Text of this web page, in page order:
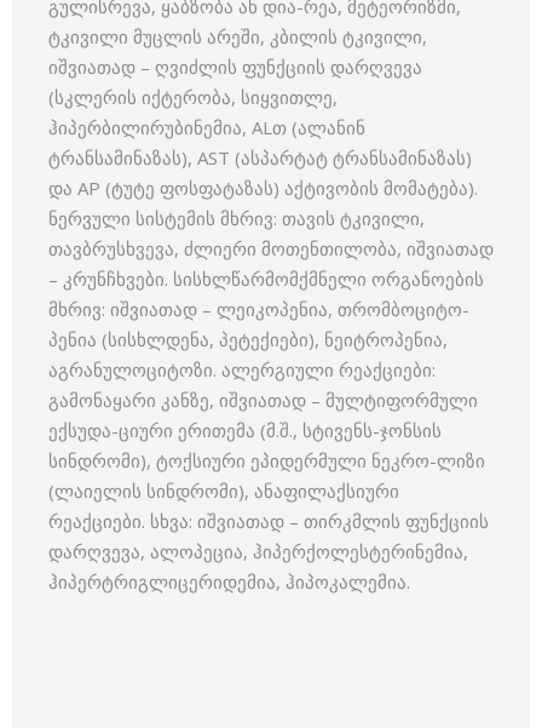
გულისრევა, ყაბზობა ან დია-რეა, მეტეორიზმი,
ტკივილი მუცლის არეში, კბილის ტკივილი,
იშვიათად – ღვიძლის ფუნქციის დარღვევა
(სკლერის იქტერობა, სიყვითლე,
ჰიპერბილირუბინემია, ALთ (ალანინ
ტრანსამინაზას), AST (ასპარტატ ტრანსამინაზას)
და AP (ტუტე ფოსფატაზას) აქტივობის მომატება).
ნერვული სისტემის მხრივ: თავის ტკივილი,
თავბრუსხვევა, ძლიერი მოთენთილობა, იშვიათად
– კრუნჩხვები. სისხლწარმომქმნელი ორგანოების
მხრივ: იშვიათად – ლეიკოპენია, თრომბოციტო-
პენია (სისხლდენა, პეტექიები), ნეიტროპენია,
აგრანულოციტოზი. ალერგიული რეაქციები:
გამონაყარი კანზე, იშვიათად – მულტიფორმული
ექსუდა-ციური ერითემა (მ.შ., სტივენს-ჯონსის
სინდრომი), ტოქსიური ეპიდერმული ნეკრო-ლიზი
(ლაიელის სინდრომი), ანაფილაქსიური
რეაქციები. სხვა: იშვიათად – თირკმლის ფუნქციის
დარღვევა, ალოპეცია, ჰიპერქოლესტერინემია,
ჰიპერტრიგლიცერიდემია, ჰიპოკალემია.